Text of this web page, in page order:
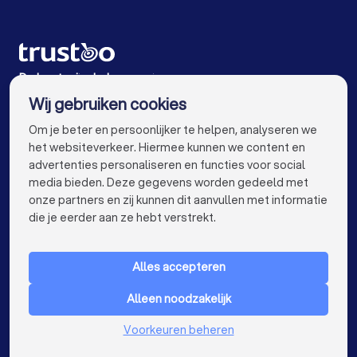
Rijscholen in Groningen
Rijscholen in Breda
Rijscholen in Nijmegen
Rijscholen in Enschede
Rijscholen in Amersfoort
Rijscholen in Apeldoorn
Rijscholen in Den Bosch
Rijscholen in Maastricht
Rijscholen in Leiden
Rijscholen in Dordrecht
Rijscholen bij jou in de buurt
De beste rijscholen voor jou
VOOR PARTICULIEREN keyboard_arrow_down
Nederland
Wij gebruiken cookies
Om je beter en persoonlijker te helpen, analyseren we
het websiteverkeer. Hiermee kunnen we content en
advertenties personaliseren en functies voor social
media bieden. Deze gegevens worden gedeeld met
onze partners en zij kunnen dit aanvullen met informatie
die je eerder aan ze hebt verstrekt.
Alles accepteren
Alleen noodzakelijk
Voorkeuren beheren